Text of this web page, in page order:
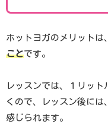
ホットヨガのメリットは
ことです。
レッスンでは、１リッ
くので、レッスン後には、
感じられます。